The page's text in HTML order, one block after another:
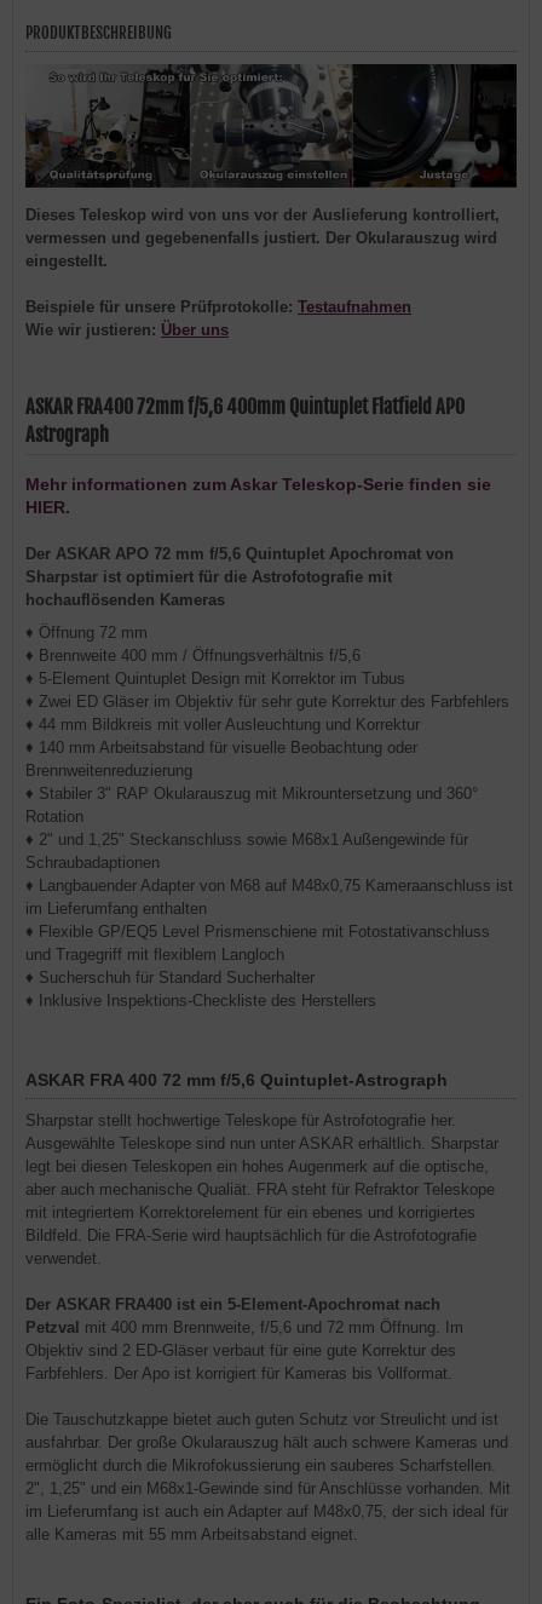
PRODUKTBESCHREIBUNG
Dieses Teleskop wird von uns vor der Auslieferung kontrolliert,
vermessen und gegebenenfalls justiert. Der Okularauszug wird
eingestellt.
Beispiele für unsere Prüfprotokolle: Testaufnahmen
Wie wir justieren: Über uns
ASKAR FRA400 72mm f/5,6 400mm Quintuplet Flatfield APO
Astrograph
Mehr informationen zum Askar Teleskop-Serie finden sie
HIER.
Der ASKAR APO 72 mm f/5,6 Quintuplet Apochromat von
Sharpstar ist optimiert für die Astrofotografie mit
hochauflösenden Kameras
♦ Öffnung 72 mm
♦ Brennweite 400 mm / Öffnungsverhältnis f/5,6
♦ 5-Element Quintuplet Design mit Korrektor im Tubus
♦ Zwei ED Gläser im Objektiv für sehr gute Korrektur des Farbfehlers
♦ 44 mm Bildkreis mit voller Ausleuchtung und Korrektur
♦ 140 mm Arbeitsabstand für visuelle Beobachtung oder
Brennweitenreduzierung
♦ Stabiler 3" RAP Okularauszug mit Mikrountersetzung und 360°
Rotation
♦ 2" und 1,25" Steckanschluss sowie M68x1 Außengewinde für
Schraubadaptionen
♦ Langbauender Adapter von M68 auf M48x0,75 Kameraanschluss ist
im Lieferumfang enthalten
♦ Flexible GP/EQ5 Level Prismenschiene mit Fotostativanschluss
und Tragegriff mit flexiblem Langloch
♦ Sucherschuh für Standard Sucherhalter
♦ Inklusive Inspektions-Checkliste des Herstellers
ASKAR FRA 400 72 mm f/5,6 Quintuplet-Astrograph
Sharpstar stellt hochwertige Teleskope für Astrofotografie her.
Ausgewählte Teleskope sind nun unter ASKAR erhältlich. Sharpstar
legt bei diesen Teleskopen ein hohes Augenmerk auf die optische,
aber auch mechanische Qualiät. FRA steht für Refraktor Teleskope
mit integriertem Korrektorelement für ein ebenes und korrigiertes
Bildfeld. Die FRA-Serie wird hauptsächlich für die Astrofotografie
verwendet.
Der ASKAR FRA400 ist ein 5-Element-Apochromat nach
Petzval mit 400 mm Brennweite, f/5,6 und 72 mm Öffnung. Im
Objektiv sind 2 ED-Gläser verbaut für eine gute Korrektur des
Farbfehlers. Der Apo ist korrigiert für Kameras bis Vollformat.
Die Tauschutzkappe bietet auch guten Schutz vor Streulicht und ist
ausfahrbar. Der große Okularauszug hält auch schwere Kameras und
ermöglicht durch die Mikrofokussierung ein sauberes Scharfstellen.
2", 1,25" und ein M68x1-Gewinde sind für Anschlüsse vorhanden. Mit
im Lieferumfang ist auch ein Adapter auf M48x0,75, der sich ideal für
alle Kameras mit 55 mm Arbeitsabstand eignet.